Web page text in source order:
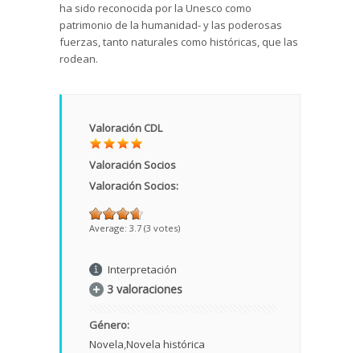
ha sido reconocida por la Unesco como
patrimonio de la humanidad- y las poderosas
fuerzas, tanto naturales como históricas, que las
rodean.
Valoración CDL
Valoración Socios
Valoración Socios:
Average: 3.7 (3 votes)
Interpretación
3 valoraciones
Género:
Novela Novela histórica